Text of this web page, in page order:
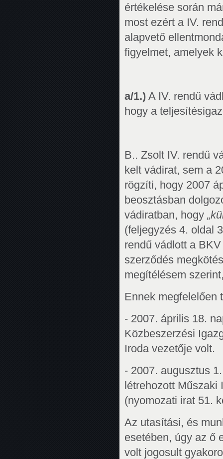
értékelése során
most ezért a IV.
alapvető
figyelmet, amelyek
a/1.) A IV. rendű
hogy a
B.. Zsolt IV. rendű
kelt vádirat, sem a
rögzíti, hogy 2007
beosztásban
vádiratban, hogy
(feljegyzés 4. oldal
rendű vádlott a
szerződés
megítélésem
Ennek megfelelően
- 2007. április 18.
Közbeszerzési
Iroda vezetője volt.
- 2007. augusztus
létrehozott
(nyomozati irat 51.
Az utasítási, és
esetében, úgy az ő
volt jogosult